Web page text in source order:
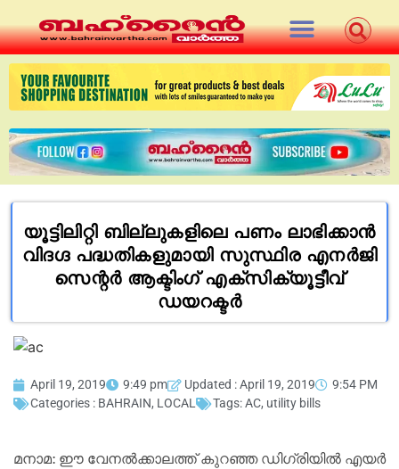
യൂട്ടിലിറ്റി ബില്ലുകളിലെ പണം ലാഭിക്കാൻ
വിദഗ്ദ പദ്ധതികളുമായി സുസ്ഥിര എനർജി
സെന്റർ ആക്ടിംഗ് എക്സിക്യൂട്ടീവ്
ഡയറക്ടർ
April 19, 2019 9:49 pm Updated : April 19, 2019
9:54 PM
Categories : BAHRAIN, LOCAL Tags:AC, utility bills
മനാമ: ഈ വേനൽക്കാലത്ത് കുറഞ്ഞ ഡിഗ്രിയിൽ എയർ